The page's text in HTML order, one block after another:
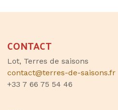
CONTACT
Lot, Terres de saisons
contact@terres-de-saisons.fr
+33 7 66 75 54 46